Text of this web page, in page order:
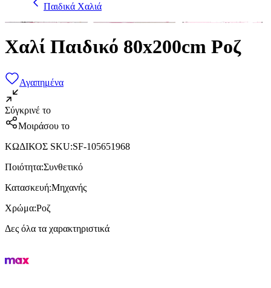
Παιδικά Χαλιά
Χαλί Παιδικό 80x200cm Ροζ
Αγαπημένα
Σύγκρινέ το
Μοιράσου το
ΚΩΔΙΚΟΣ SKU:SF-105651968
Ποιότητα:Συνθετικό
Κατασκευή:Μηχανής
Χρώμα:Ροζ
Δες όλα τα χαρακτηριστικά